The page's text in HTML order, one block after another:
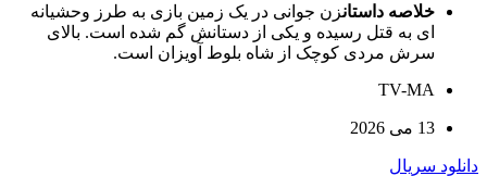
خلاصه داستانزن جوانی در یک زمین بازی به طرز وحشیانه
ای به قتل رسیده و یکی از دستانش گم شده است. بالای
سرش مردی کوچک از شاه بلوط آویزان است.
TV-MA
13 می 2026
دانلود سریال